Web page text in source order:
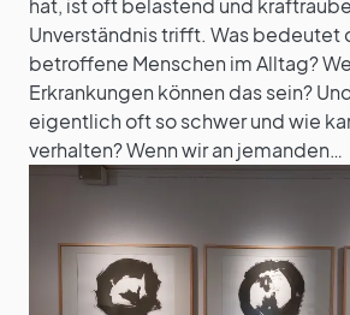
hat, ist oft belastend und
Unverständnis trifft. Was bedeutet
betroffene Menschen im Alltag?
Erkrankungen können das sein?
eigentlich oft so schwer und wie
verhalten? Wenn wir an jemanden…